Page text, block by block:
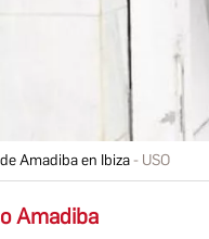
Amadiba en Ibiza USO
Amadiba